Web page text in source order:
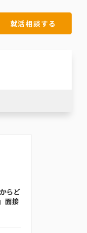
就活相談する
らど
面接